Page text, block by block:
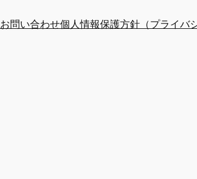
お問い合わせ個人情報保護方針（プライバ